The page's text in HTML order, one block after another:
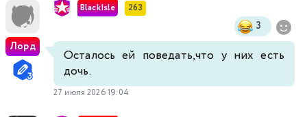
Лорд
BlackIsle 263
3
Осталось ей поведать,что у них есть
дочь.
27 июля 2026 19:04